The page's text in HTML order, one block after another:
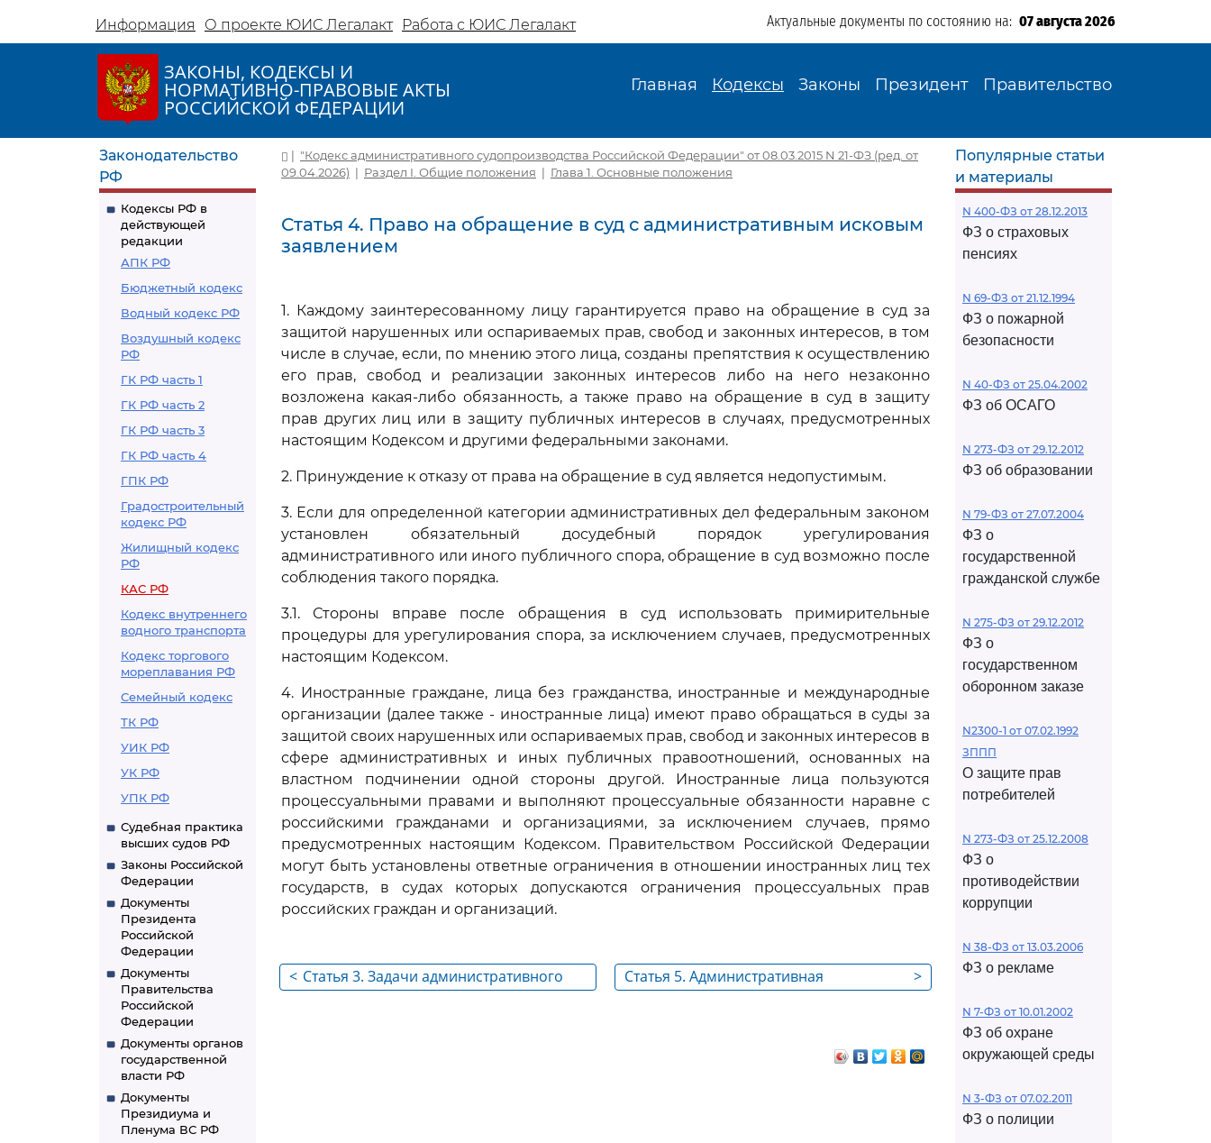
Информация О проекте ЮИС Легалакт Работа с ЮИС Легалакт Актуальные документы по состоянию на: 07 августа 2026
ЗАКОНЫ, КОДЕКСЫ И
НОРМАТИВНО-ПРАВОВЫЕ АКТЫ
РОССИЙСКОЙ ФЕДЕРАЦИИ
Главная Кодексы Законы Президент Правительство
Законодательство
РФ
Кодексы РФ в
действующей
редакции
АПК РФ
Бюджетный кодекс
Водный кодекс РФ
Воздушный кодекс
РФ
ГК РФ часть 1
ГК РФ часть 2
ГК РФ часть 3
ГК РФ часть 4
ГПК РФ
Градостроительный
кодекс РФ
Жилищный кодекс
РФ
КАС РФ
Кодекс внутреннего
водного транспорта
Кодекс торгового
мореплавания РФ
Семейный кодекс
ТК РФ
УИК РФ
УК РФ
УПК РФ
Судебная практика
высших судов РФ
Законы Российской
Федерации
Документы
Президента
Российской
Федерации
Документы
Правительства
Российской
Федерации
Документы органов
государственной
власти РФ
Документы
Президиума и
Пленума ВС РФ
| "Кодекс административного судопроизводства Российской Федерации" от 08.03.2015 N 21-ФЗ (ред. от
09.04.2026) | Раздел I. Общие положения | Глава 1. Основные положения
Статья 4. Право на обращение в суд с административным исковым
заявлением
1. Каждому заинтересованному лицу гарантируется право на обращение в суд за
защитой нарушенных или оспариваемых прав, свобод и законных интересов, в том
числе в случае, если, по мнению этого лица, созданы препятствия к осуществлению
его прав, свобод и реализации законных интересов либо на него незаконно
возложена какая-либо обязанность, а также право на обращение в суд в защиту
прав других лиц или в защиту публичных интересов в случаях, предусмотренных
настоящим Кодексом и другими федеральными законами.
2. Принуждение к отказу от права на обращение в суд является недопустимым.
3. Если для определенной категории административных дел федеральным законом
установлен обязательный досудебный порядок урегулирования
административного или иного публичного спора, обращение в суд возможно после
соблюдения такого порядка.
3.1. Стороны вправе после обращения в суд использовать примирительные
процедуры для урегулирования спора, за исключением случаев, предусмотренных
настоящим Кодексом.
4. Иностранные граждане, лица без гражданства, иностранные и международные
организации (далее также - иностранные лица) имеют право обращаться в суды за
защитой своих нарушенных или оспариваемых прав, свобод и законных интересов в
сфере административных и иных публичных правоотношений, основанных на
властном подчинении одной стороны другой. Иностранные лица пользуются
процессуальными правами и выполняют процессуальные обязанности наравне с
российскими гражданами и организациями, за исключением случаев, прямо
предусмотренных настоящим Кодексом. Правительством Российской Федерации
могут быть установлены ответные ограничения в отношении иностранных лиц тех
государств, в судах которых допускаются ограничения процессуальных прав
российских граждан и организаций.
< Статья 3. Задачи административного
>
Статья 5. Административная
дееспособность, административная
процессуальная правосубъектность
Популярные статьи
и материалы
N 400-ФЗ от 28.12.2013
ФЗ о страховых
пенсиях
N 69-ФЗ от 21.12.1994
ФЗ о пожарной
безопасности
N 40-ФЗ от 25.04.2002
ФЗ об ОСАГО
N 273-ФЗ от 29.12.2012
ФЗ об образовании
N 79-ФЗ от 27.07.2004
ФЗ о
государственной
гражданской службе
N 275-ФЗ от 29.12.2012
ФЗ о
государственном
оборонном заказе
N2300-1 от 07.02.1992
ЗППП
О защите прав
потребителей
N 273-ФЗ от 25.12.2008
ФЗ о
противодействии
коррупции
N 38-ФЗ от 13.03.2006
ФЗ о рекламе
N 7-ФЗ от 10.01.2002
ФЗ об охране
окружающей среды
N 3-ФЗ от 07.02.2011
ФЗ о полиции